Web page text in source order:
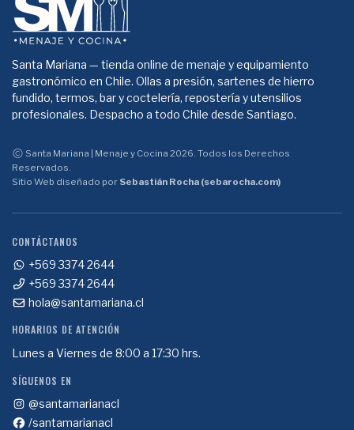
Santa Mariana — tienda online de menaje y equipamiento
gastronómico en Chile. Ollas a presión, sartenes de hierro
fundido, termos, bar y coctelería, repostería y utensilios
profesionales. Despacho a todo Chile desde Santiago.
Santa Mariana | Menaje y Cocina 2026. Todos los Derechos
Reservados.
Sitio Web diseñado por Sebastián Rocha (sebarocha.com)
CONTÁCTANOS
+569 3374 2644
+569 3374 2644
hola@santamariana.cl
HORARIOS DE ATENCIÓN
Lunes a Viernes de 8:00 a 17:30 hrs.
SÍGUENOS EN
@santamarianacl
/santamarianacl